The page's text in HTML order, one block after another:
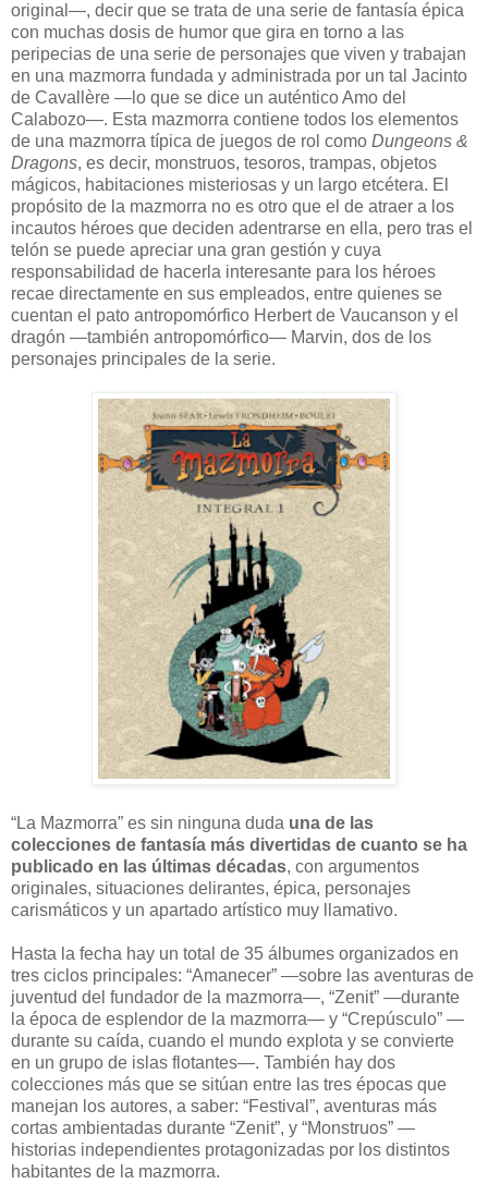
original—, decir que se trata de una serie de fantasía épica
con muchas dosis de humor que gira en torno a las
peripecias de una serie de personajes que viven y trabajan
en una mazmorra fundada y administrada por un tal Jacinto
de Cavallère —lo que se dice un auténtico Amo del
Calabozo—. Esta mazmorra contiene todos los elementos
de una mazmorra típica de juegos de rol como Dungeons &
Dragons, es decir, monstruos, tesoros, trampas, objetos
mágicos, habitaciones misteriosas y un largo etcétera. El
propósito de la mazmorra no es otro que el de atraer a los
incautos héroes que deciden adentrarse en ella, pero tras el
telón se puede apreciar una gran gestión y cuya
responsabilidad de hacerla interesante para los héroes
recae directamente en sus empleados, entre quienes se
cuentan el pato antropomórfico Herbert de Vaucanson y el
dragón —también antropomórfico— Marvin, dos de los
personajes principales de la serie.
“La Mazmorra” es sin ninguna duda una de las
colecciones de fantasía más divertidas de cuanto se ha
publicado en las últimas décadas, con argumentos
originales, situaciones delirantes, épica, personajes
carismáticos y un apartado artístico muy llamativo.
Hasta la fecha hay un total de 35 álbumes organizados en
tres ciclos principales: “Amanecer” —sobre las aventuras de
juventud del fundador de la mazmorra—, “Zenit” —durante
la época de esplendor de la mazmorra— y “Crepúsculo” —
durante su caída, cuando el mundo explota y se convierte
en un grupo de islas flotantes—. También hay dos
colecciones más que se sitúan entre las tres épocas que
manejan los autores, a saber: “Festival”, aventuras más
cortas ambientadas durante “Zenit”, y “Monstruos” —
historias independientes protagonizadas por los distintos
habitantes de la mazmorra.